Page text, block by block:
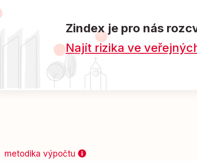
Zindex je pro nás
Najít rizika ve
metodika výpočtu